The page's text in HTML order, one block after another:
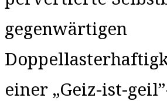
gegenwärtigen
einer „Geiz-ist-